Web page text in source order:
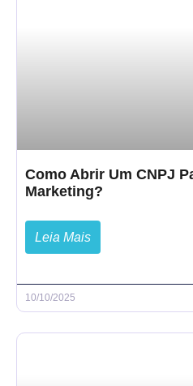
Como Abrir Um CNPJ
Marketing?
Leia Mais
10/10/2025